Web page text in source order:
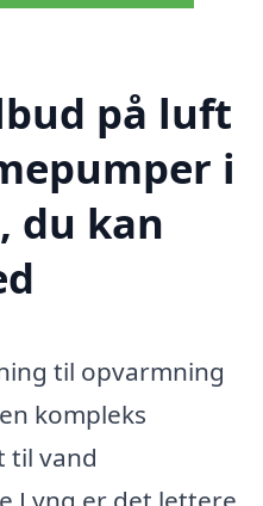
på luft
i
du kan
til opvarmning
kompleks
til vand